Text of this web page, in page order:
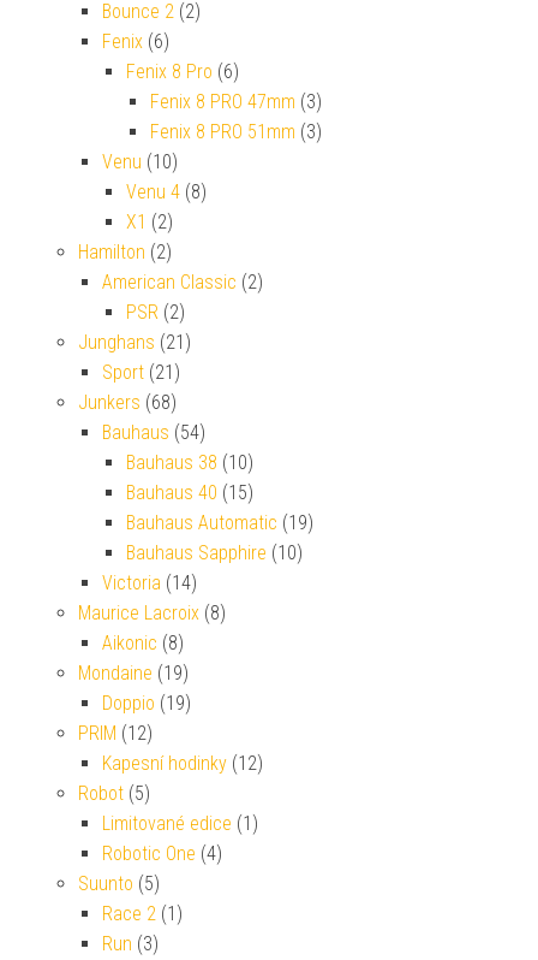
Bounce 2 (2)
Fenix (6)
Fenix 8 Pro (6)
Fenix 8 PRO 47mm (3)
Fenix 8 PRO 51mm (3)
Venu (10)
Venu 4 (8)
X1 (2)
Hamilton (2)
American Classic (2)
PSR (2)
Junghans (21)
Sport (21)
Junkers (68)
Bauhaus (54)
Bauhaus 38 (10)
Bauhaus 40 (15)
Bauhaus Automatic (19)
Bauhaus Sapphire (10)
Victoria (14)
Maurice Lacroix (8)
Aikonic (8)
Mondaine (19)
Doppio (19)
PRIM (12)
Kapesní hodinky (12)
Robot (5)
Limitované edice (1)
Robotic One (4)
Suunto (5)
Race 2 (1)
Run (3)